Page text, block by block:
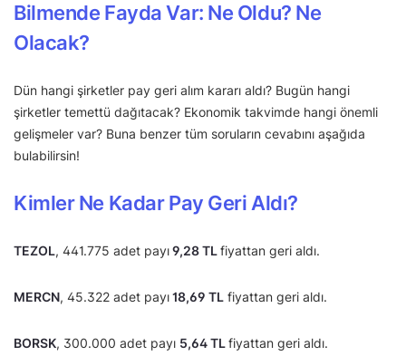
Bilmende Fayda Var: Ne Oldu? Ne
Olacak?
Dün hangi şirketler pay geri alım kararı aldı? Bugün hangi
şirketler temettü dağıtacak? Ekonomik takvimde hangi önemli
gelişmeler var? Buna benzer tüm soruların cevabını aşağıda
bulabilirsin!
Kimler Ne Kadar Pay Geri Aldı?
TEZOL, 441.775 adet payı9,28 TLfiyattan geri aldı.
MERCN, 45.322 adet payı18,69 TL fiyattan geri aldı.
BORSK, 300.000 adet payı 5,64 TLfiyattan geri aldı.